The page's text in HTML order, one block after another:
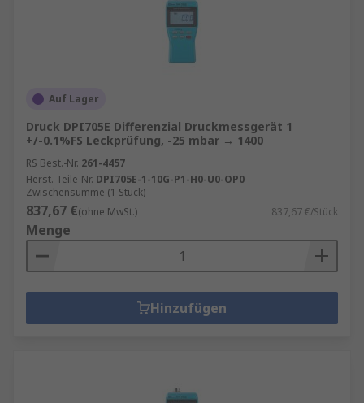
Auf Lager
Druck DPI705E Differenzial Druckmessgerät 1
+/-0.1%FS Leckprüfung, -25 mbar → 1400
RS Best.-Nr. 261-4457
Herst. Teile-Nr. DPI705E-1-10G-P1-H0-U0-OP0
Zwischensumme (1 Stück)
837,67 €(ohne MwSt.) 837,67 €/Stück
Menge
Hinzufügen